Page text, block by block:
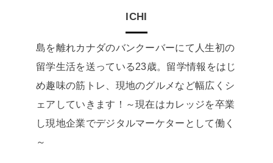
ICHI
島を離れカナダのバンクーバーにて人生初の
留学生活を送っている23歳。留学情報をはじ
め趣味の筋トレ、現地のグルメなど幅広くシ
ェアしていきます！～現在はカレッジを卒業
し現地企業でデジタルマーケターとして働く
～